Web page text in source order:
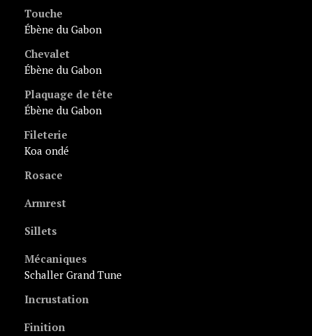
Touche
ébène du Gabon
Chevalet
ébène du Gabon
Plaquage de tête
ébène du Gabon
Fileterie
koa ondé
Rosace
Armrest
Sillets
Mécaniques
Schaller Grand Tune
Incrustation
Finition